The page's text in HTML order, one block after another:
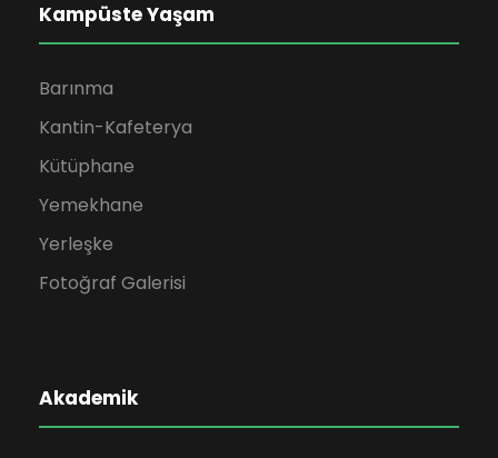
Kampüste Yaşam
Barınma
Kantin-Kafeterya
Kütüphane
Yemekhane
Yerleşke
Fotoğraf Galerisi
Akademik